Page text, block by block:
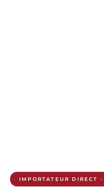
IMPORTATEUR DIRECT